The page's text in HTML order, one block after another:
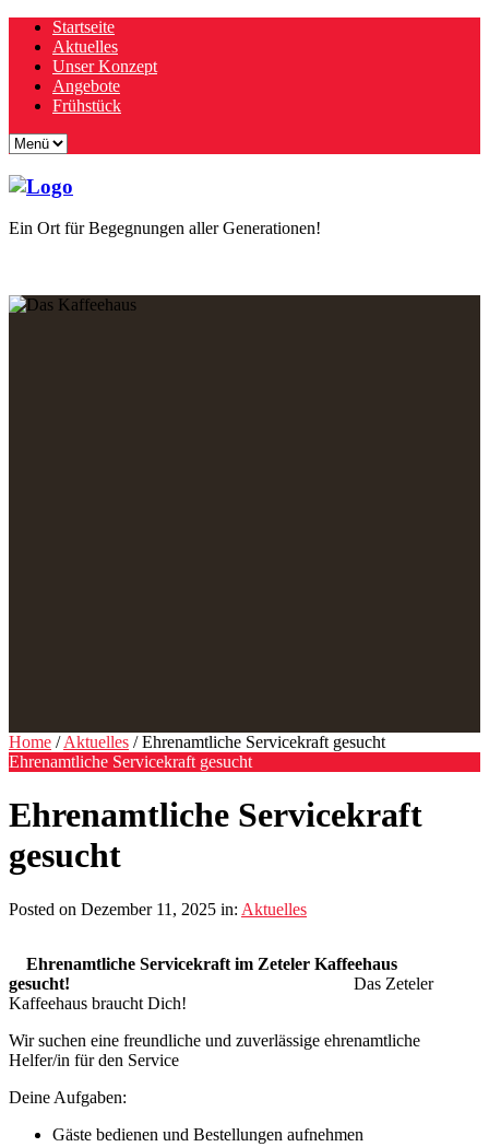
Startseite
Aktuelles
Unser Konzept
Angebote
Frühstück
Ein Ort für Begegnungen aller Generationen!
Home /Aktuelles / Ehrenamtliche Servicekraft gesucht
Ehrenamtliche Servicekraft gesucht
Ehrenamtliche Servicekraft
gesucht
Posted on Dezember 11, 2025 in: Aktuelles
Ehrenamtliche Servicekraft im Zeteler Kaffeehaus
gesucht!
Das Zeteler
Kaffeehaus braucht Dich!
Wir suchen eine freundliche und zuverlässige ehrenamtliche
Helfer/in für den Service
Deine Aufgaben:
Gäste bedienen und Bestellungen aufnehmen